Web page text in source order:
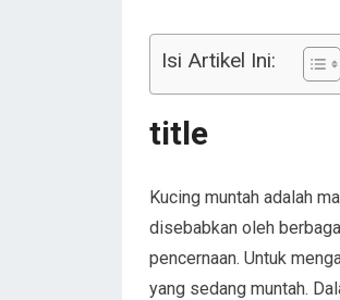
Isi Artikel Ini:
title
Kucing muntah adalah
disebabkan oleh
pencernaan. Untuk
yang sedang muntah.